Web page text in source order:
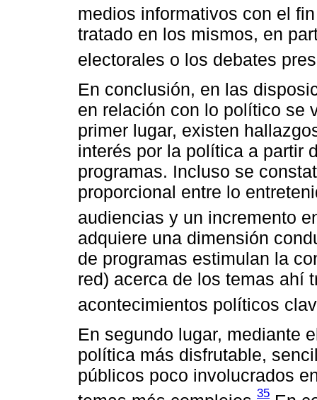
medios informativos con el
tratado en los mismos, en
electorales o los debates
En conclusión, en las
en relación con lo político se
primer lugar, existen
interés por la política a partir
programas. Incluso se
proporcional entre lo
audiencias y un incremento
adquiere una dimensión
de programas estimulan la
red) acerca de los temas ahí
acontecimientos políticos
En segundo lugar, mediante
política más disfrutable,
públicos poco involucrados
35